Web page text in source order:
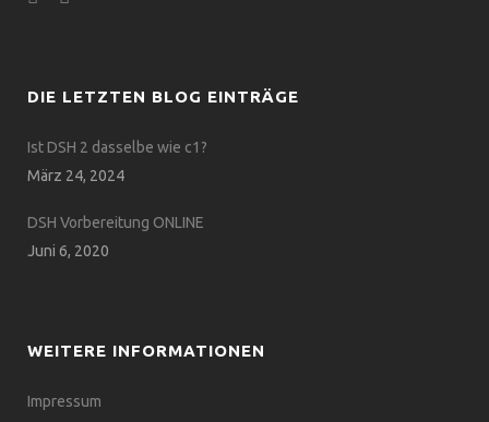
DIE LETZTEN BLOG EINTRÄGE
Ist DSH 2 dasselbe wie c1?
März 24, 2024
DSH Vorbereitung ONLINE
Juni 6, 2020
WEITERE INFORMATIONEN
Impressum